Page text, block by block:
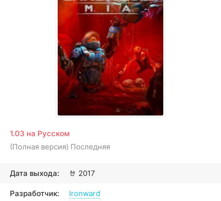
1.03 на Русском
(Полная версия) Последняя
🤘
Дата выхода: 2017
Разработчик: Ironward